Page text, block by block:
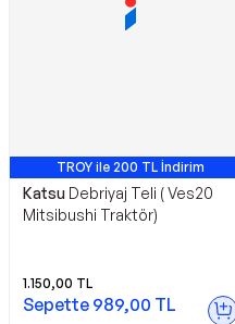
TROY ile 200 TL İndirim
Katsu Debriyaj Teli ( Ves20
Mitsibushi Traktör)
1.150,00 TL
Sepette 989,00 TL